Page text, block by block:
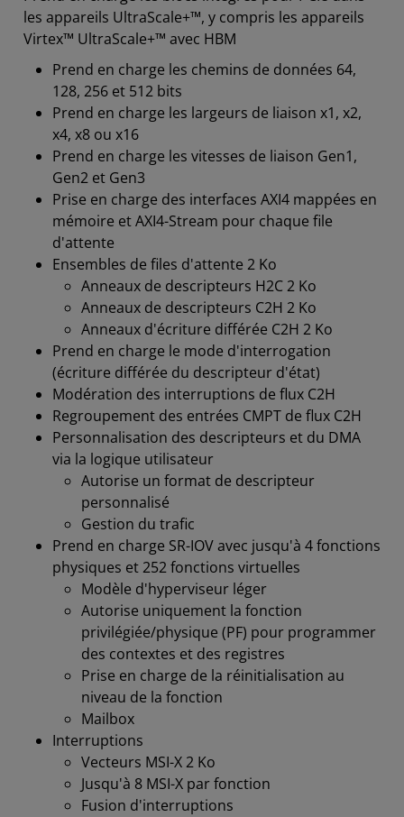
les appareils UltraScale+™, y compris les appareils
Virtex™ UltraScale+™ avec HBM
Prend en charge les chemins de données 64,
128, 256 et 512 bits
Prend en charge les largeurs de liaison x1, x2,
x4, x8 ou x16
Prend en charge les vitesses de liaison Gen1,
Gen2 et Gen3
Prise en charge des interfaces AXI4 mappées en
mémoire et AXI4-Stream pour chaque file
d'attente
Ensembles de files d'attente 2 Ko
Anneaux de descripteurs H2C 2 Ko
Anneaux de descripteurs C2H 2 Ko
Anneaux d'écriture différée C2H 2 Ko
Prend en charge le mode d'interrogation
(écriture différée du descripteur d'état)
Modération des interruptions de flux C2H
Regroupement des entrées CMPT de flux C2H
Personnalisation des descripteurs et du DMA
via la logique utilisateur
Autorise un format de descripteur
personnalisé
Gestion du trafic
Prend en charge SR-IOV avec jusqu'à 4 fonctions
physiques et 252 fonctions virtuelles
Modèle d'hyperviseur léger
Autorise uniquement la fonction
privilégiée/physique (PF) pour programmer
des contextes et des registres
Prise en charge de la réinitialisation au
niveau de la fonction
Mailbox
Interruptions
Vecteurs MSI-X 2 Ko
Jusqu'à 8 MSI-X par fonction
Fusion d'interruptions